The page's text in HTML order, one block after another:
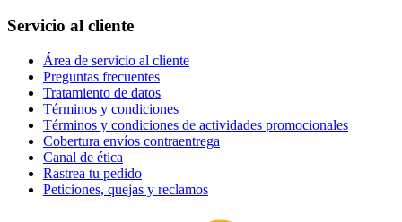
Servicio al cliente
Área de servicio al cliente
Preguntas frecuentes
Tratamiento de datos
Términos y condiciones
Términos y condiciones de actividades promocionales
Cobertura envíos contraentrega
Canal de ética
Rastrea tu pedido
Peticiones, quejas y reclamos